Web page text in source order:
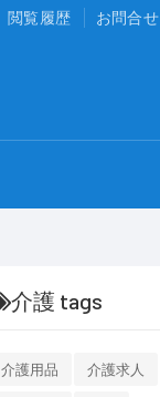
閲覧履歴 お問合せ
介護 tags
介護用品 介護求人